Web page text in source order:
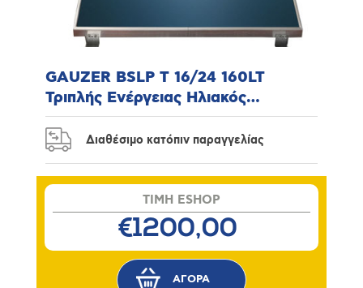
GAUZER BSLP T 16/24 160LT
Τριπλής Ενέργειας Ηλιακός
Θερμοσίφωνας
Διαθέσιμο κατόπιν παραγγελίας
TIMH ESHOP
€1200,00